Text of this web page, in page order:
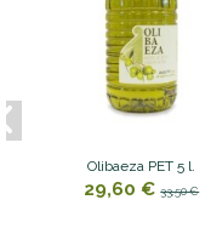
Olibaeza PET 5 l.
29,60 €33,50 €